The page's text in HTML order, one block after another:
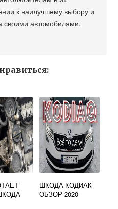
к наилучшему выбору и
своими автомобилями.
ШКОДА КОДИАК
ОБЗОР 2020